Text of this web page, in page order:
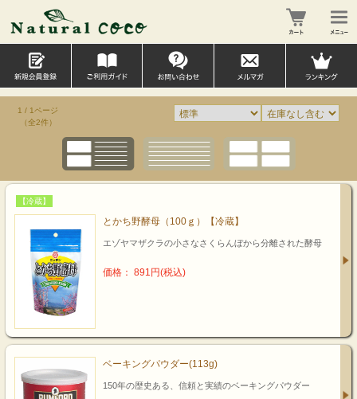
1 / 1ページ
（全2件）
【冷蔵】
とかち野酵母（100ｇ）【冷蔵】
エゾヤマザクラの小さなさくらんぼから分離された酵母
価格： 891円(税込)
ベーキングパウダー(113g)
150年の歴史ある、信頼と実績のベーキングパウダー